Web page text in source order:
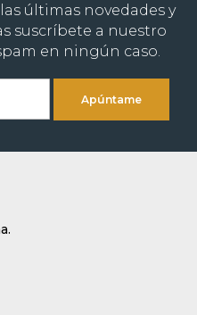
últimas novedades y
suscríbete a nuestro
en ningún caso.